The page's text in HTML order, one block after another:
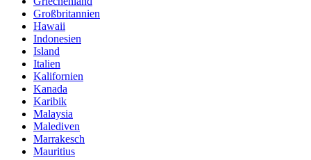
Großbritannien
Hawaii
Indonesien
Island
Italien
Kalifornien
Kanada
Karibik
Malaysia
Malediven
Marrakesch
Mauritius